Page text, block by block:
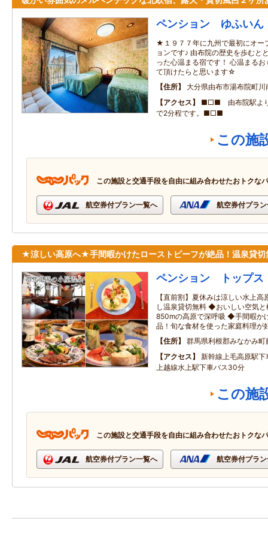
ペンション ゆふいん
★１９７７年に九州で最初にオー
ョンです♪ 由布院の歴史を歩むと
った心温まる宿です！ 心温まる
て頂けたらと思います☆
住所
大分県由布市湯布院町川
アクセス
■□■ 由布院駅より
で2分程です。■□■
この施
この施設と交通手段を自由に組み合わせたおトクな
航空券付プラン一覧へ 航空券付プラ
★涼しい高原へ★手間暇かけたローストビーフが絶品！温泉貸切
ペンション トップス
【直前割】夏休みは涼しい水上
し温泉貸切無料 ◆おいしい空気
850mの高原で深呼吸 ◆手間暇か
品！旬な食材を使った家庭料理が
住所
群馬県利根郡みなかみ町
アクセス
新幹線上毛高原駅
上越線水上駅下車バス30分
この施
この施設と交通手段を自由に組み合わせたおトクな
航空券付プラン一覧へ 航空券付プラ